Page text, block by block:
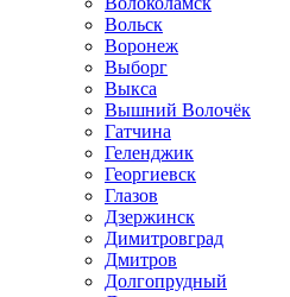
Вольск
Воронеж
Выборг
Выкса
Вышний Волочёк
Гатчина
Геленджик
Георгиевск
Глазов
Дзержинск
Димитровград
Дмитров
Долгопрудный